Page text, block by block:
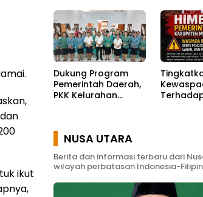
ikut
Buka
Nelayan
Dukung Program
Pemerintah Daerah,
PKK Kelurahan
Pemberdayaan
Masyarakat
NUSA UTARA
Berita dan informasi terbaru dari
wilayah perbatasan Indonesia-